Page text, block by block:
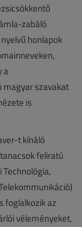
zabáló
honlapok
a
magyar szavakat
is
t kínáló
feliratú
foglalkozik az
véleményeket,